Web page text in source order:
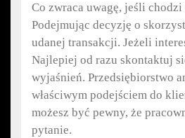
Co zwraca uwagę, jeśli chodzi
Podejmując decyzję o
udanej transakcji. Jeżeli
Najlepiej od razu skontaktuj
wyjaśnień. Przedsiębiorstwo
właściwym podejściem do
możesz być pewny, że
pytanie.